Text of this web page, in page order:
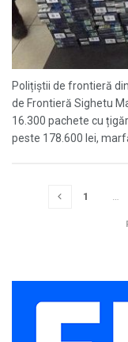
Polițiștii de frontieră
de Frontieră Sighetu
16.300 pachete cu
peste 178.600 lei,
1 …